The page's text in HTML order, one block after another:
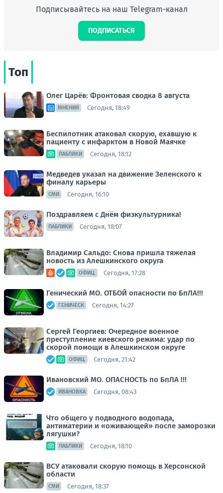
Подписывайтесь на наш Telegram-канал
ПОДПИСАТЬСЯ
Топ
Олег Царёв: Фронтовая сводка 8 августа
МНЕНИЯ Сегодня, 18:49
Беспилотник атаковал скорую, ехавшую к
пациенту с инфарктом в Новой Маячке
ПАБЛИКИ Сегодня, 18:12
Медведев указал на движение Зеленского к
финалу карьеры
СМИ Сегодня, 16:10
Поздравляем с Днём физкультурника!
ПАБЛИКИ Сегодня, 18:07
Владимир Сальдо: Снова пришла тяжелая
новость из Алешкинского округа
ОФИЦ. Сегодня, 17:28
Генический МО. ОТБОЙ опасности по БпЛА!!!
ГЕНИЧЕСК Сегодня, 14:27
Сергей Георгиев: Очередное военное
преступление киевского режима: удар по
скорой помощи в Алешкинском округе
ОФИЦ. Сегодня, 21:42
Ивановский МО. ОПАСНОСТЬ по БпЛА !!!
ИВАНОВКА Сегодня, 08:43
Что общего у подводного водопада,
антиматерии и «оживающей» после заморозки
лягушки?
ПАБЛИКИ Сегодня, 18:10
ВСУ атаковали скорую помощь в Херсонской
области
СМИ Сегодня, 18:37